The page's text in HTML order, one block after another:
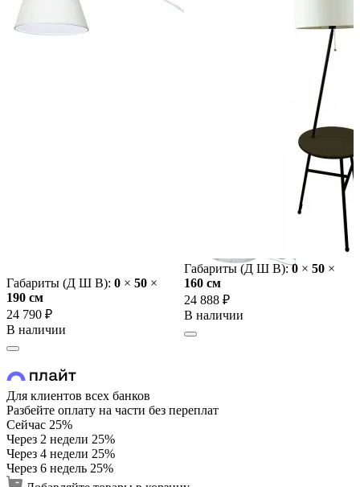
Габариты (Д Ш В): 0 × 50 ×
190 cм
24 790 ₽
В наличии
Габариты (Д Ш В):0 × 50 ×
160 cм
24 888 ₽
В наличии
Для клиентов всех банков
Разбейте оплату на части без переплат
Сейчас 25%
Через 2 недели 25%
Через 4 недели 25%
Через 6 недель 25%